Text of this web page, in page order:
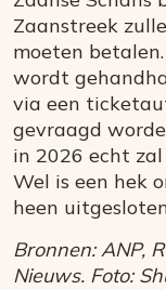
Zaanstreek
moeten
wordt
via een
gevraagd
in 2026 echt zal
Wel is een hek
heen
Bronnen: ANP,
Nieuws. Foto: